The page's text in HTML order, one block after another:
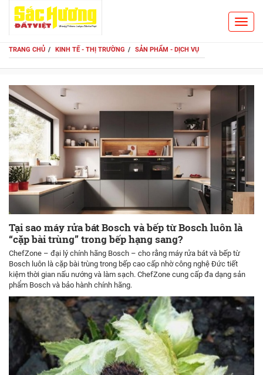
TRANG CHỦ KINH TẾ - THỊ TRƯỜNG SẢN PHẨM - DỊCH VỤ
Tại sao máy rửa bát Bosch và bếp từ Bosch luôn là
“cặp bài trùng” trong bếp hạng sang?
ChefZone – đại lý chính hãng Bosch – cho rằng máy rửa bát và bếp từ
Bosch luôn là cặp bài trùng trong bếp cao cấp nhờ công nghệ Đức tiết
kiệm thời gian nấu nướng và làm sạch. ChefZone cung cấp đa dạng sản
phẩm Bosch và bảo hành chính hãng.